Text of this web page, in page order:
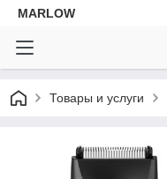
MARLOW
Товары и услуги